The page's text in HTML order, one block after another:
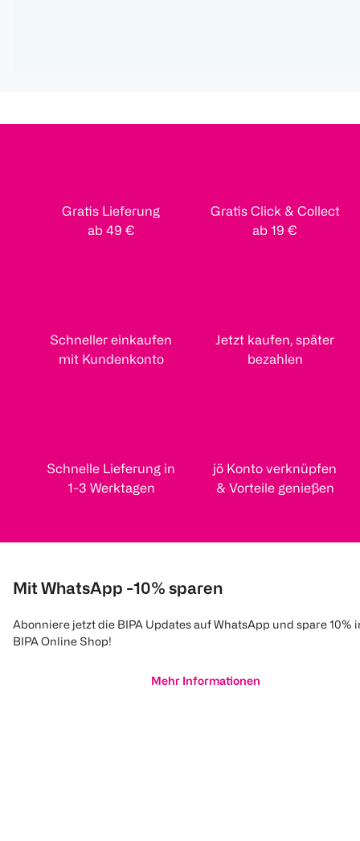
Gratis Lieferung
ab 49 €
Gratis Click & Collect
ab 19 €
Schneller einkaufen
mit Kundenkonto
Jetzt kaufen, später
bezahlen
Schnelle Lieferung in
1-3 Werktagen
jö Konto verknüpfen
& Vorteile genießen
Mit WhatsApp -10% sparen
Abonniere jetzt die BIPA Updates auf WhatsApp und spare 10%
BIPA Online Shop!
Mehr Informationen